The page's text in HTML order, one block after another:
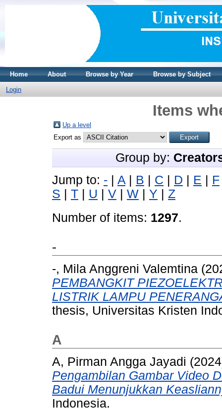
Home About Browse by Year Browse by Subject
Login
Items
Up a level
Export as
Group by:
Jump to: - A B C D E F
S
T U V W Y
Z
Number of items: 1297.
-
-, Mila Anggreni Valemtina
PEMBANGKIT
LISTRIK LAMPU
thesis, Universitas Kristen
A
A, Pirman Angga Jayadi
Pengambilan Gambar Video
Badui Menunjukkan
Indonesia.